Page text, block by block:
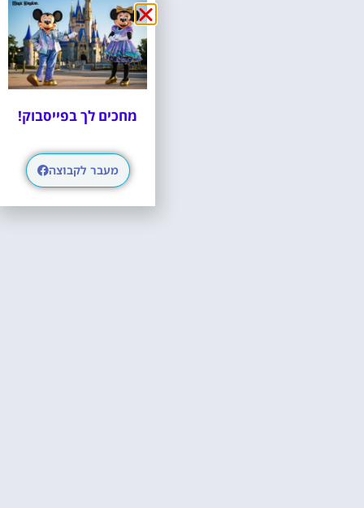
מחכים לך בפייסבוק!
מעבר לקבוצה